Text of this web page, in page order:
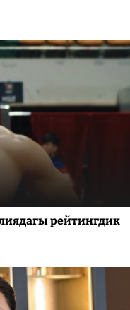
рейтингдик